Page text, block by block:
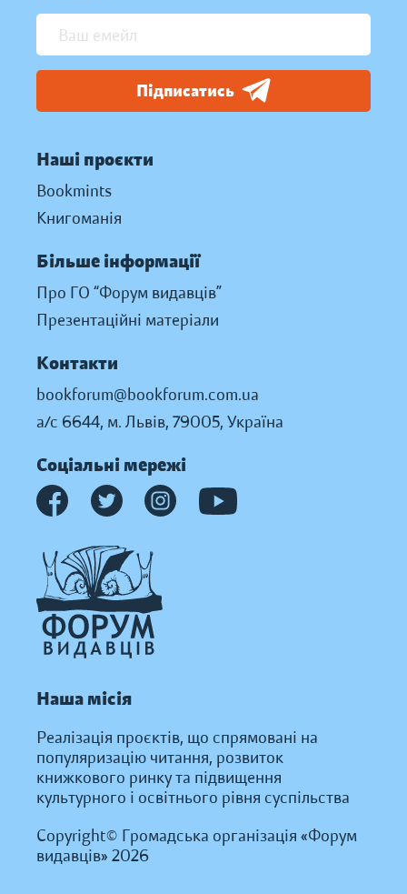
Підписатись
Наші проєкти
Bookmints
Книгоманія
Більше інформації
Про ГО “Форум видавців”
Презентаційні матеріали
Контакти
bookforum@bookforum.com.ua
а/с 6644, м. Львів, 79005, Україна
Соціальні мережі
Наша місія
Реалізація проєктів, що спрямовані на
популяризацію читання, розвиток
книжкового ринку та підвищення
культурного і освітнього рівня суспільства
Copyright© Громадська організація «Форум
видавців» 2026